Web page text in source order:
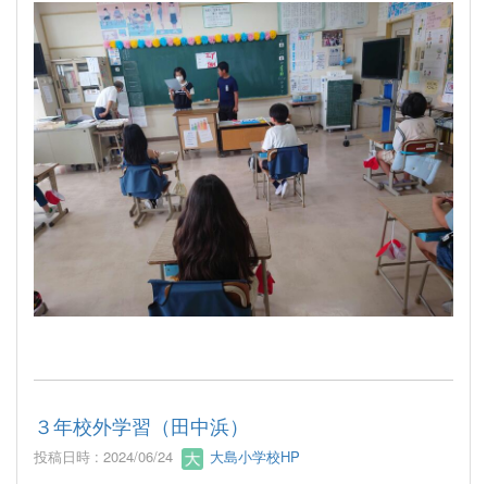
３年校外学習（田中浜）
投稿日時 : 2024/06/24 大島小学校HP